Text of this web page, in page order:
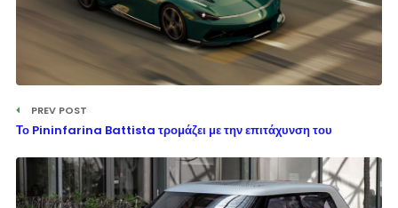
PREV POST
Το Pininfarina Battista τρομάζει με την επιτάχυνση του